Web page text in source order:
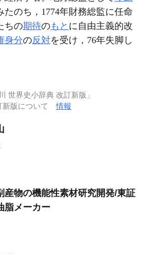
たのち，1774年財務総監に任命
ちの期待のもと に自由主義的改
身分の反対を受け，76年失脚し
世界史小辞典 改訂新版」
新版について情報
産物の機能性素材研究開発/東証
脂メーカー